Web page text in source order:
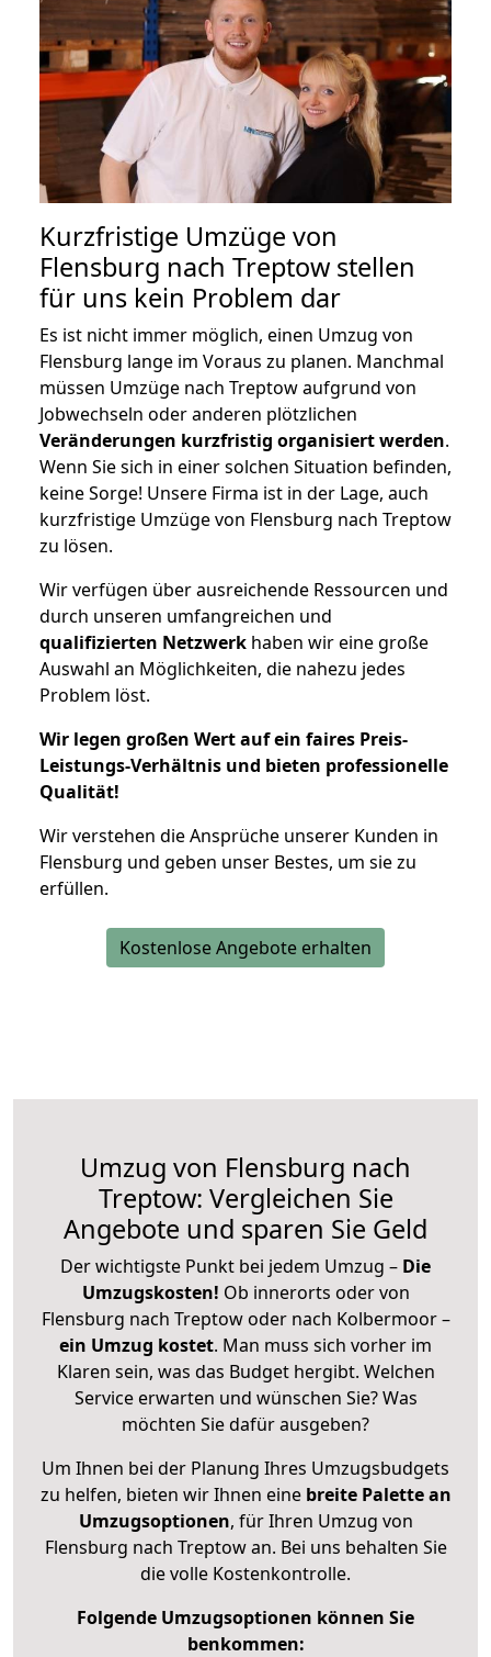
Kurzfristige Umzüge von
Flensburg nach Treptow stellen
für uns kein Problem dar
Es ist nicht immer möglich, einen Umzug von
Flensburg lange im Voraus zu planen. Manchmal
müssen Umzüge nach Treptow aufgrund von
Jobwechseln oder anderen plötzlichen
Veränderungen kurzfristig organisiert werden.
Wenn Sie sich in einer solchen Situation befinden,
keine Sorge! Unsere Firma ist in der Lage, auch
kurzfristige Umzüge von Flensburg nach Treptow
zu lösen.
Wir verfügen über ausreichende Ressourcen und
durch unseren umfangreichen und
qualifizierten Netzwerk haben wir eine große
Auswahl an Möglichkeiten, die nahezu jedes
Problem löst.
Wir legen großen Wert auf ein faires Preis-
Leistungs-Verhältnis und bieten professionelle
Qualität!
Wir verstehen die Ansprüche unserer Kunden in
Flensburg und geben unser Bestes, um sie zu
erfüllen.
Kostenlose Angebote erhalten
Umzug von Flensburg nach
Treptow: Vergleichen Sie
Angebote und sparen Sie Geld
Der wichtigste Punkt bei jedem Umzug – Die
Umzugskosten! Ob innerorts oder von
Flensburg nach Treptow oder nach Kolbermoor –
ein Umzug kostet. Man muss sich vorher im
Klaren sein, was das Budget hergibt. Welchen
Service erwarten und wünschen Sie? Was
möchten Sie dafür ausgeben?
Um Ihnen bei der Planung Ihres Umzugsbudgets
zu helfen, bieten wir Ihnen eine breite Palette an
Umzugsoptionen, für Ihren Umzug von
Flensburg nach Treptow an. Bei uns behalten Sie
die volle Kostenkontrolle.
Folgende Umzugsoptionen können Sie
benkommen: